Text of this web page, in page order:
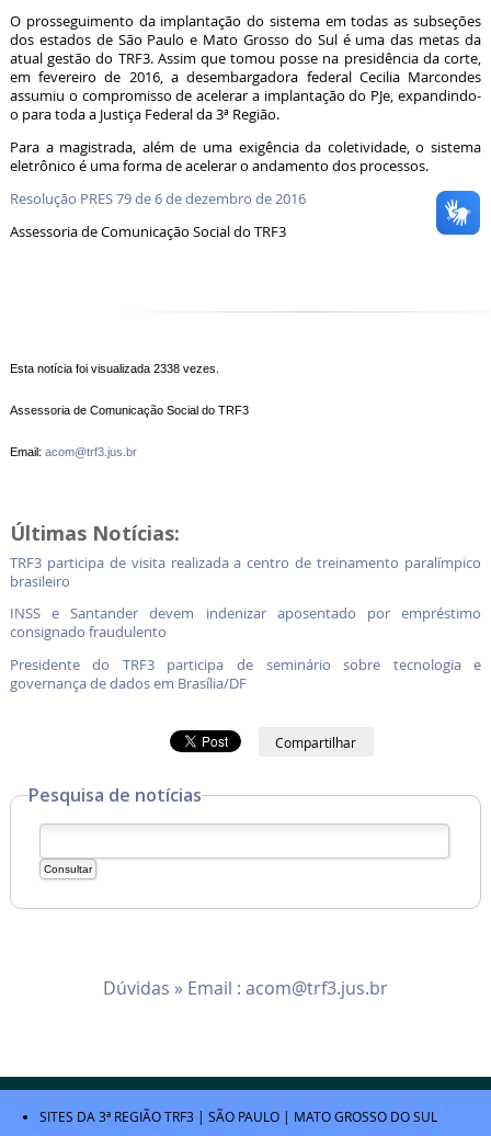
O prosseguimento da implantação do sistema em todas as subseções
dos estados de São Paulo e Mato Grosso do Sul é uma das metas da
atual gestão do TRF3. Assim que tomou posse na presidência da corte,
em fevereiro de 2016, a desembargadora federal Cecilia Marcondes
assumiu o compromisso de acelerar a implantação do PJe, expandindo-
o para toda a Justiça Federal da 3ª Região.
Para a magistrada, além de uma exigência da coletividade, o sistema
eletrônico é uma forma de acelerar o andamento dos processos.
Resolução PRES 79 de 6 de dezembro de 2016
Assessoria de Comunicação Social do TRF3
Esta notícia foi visualizada 2338 vezes.
Assessoria de Comunicação Social do TRF3
Email: acom@trf3.jus.br
Últimas Notícias:
TRF3 participa de visita realizada a centro de treinamento paralímpico
brasileiro
INSS e Santander devem indenizar aposentado por empréstimo
consignado fraudulento
Presidente do TRF3 participa de seminário sobre tecnologia e
governança de dados em Brasília/DF
Compartilhar
Pesquisa de notícias
Dúvidas » Email : acom@trf3.jus.br
SITES DA 3ª REGIÃOTRF3 | SÃO PAULO | MATO GROSSO DO SUL